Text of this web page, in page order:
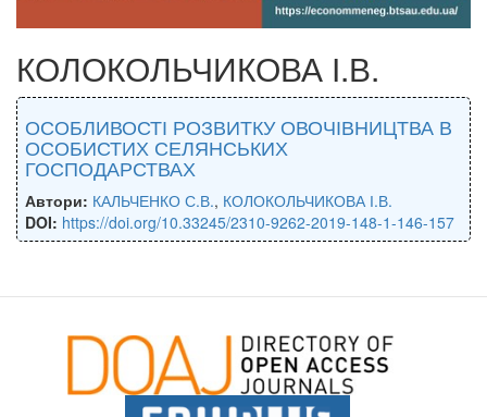
КОЛОКОЛЬЧИКОВА І.В.
ОСОБЛИВОСТІ РОЗВИТКУ ОВОЧІВНИЦТВА В
ОСОБИСТИХ СЕЛЯНСЬКИХ
ГОСПОДАРСТВАХ
Автори: КАЛЬЧЕНКО С.В., КОЛОКОЛЬЧИКОВА І.В.
DOI: https://doi.org/10.33245/2310-9262-2019-148-1-146-157